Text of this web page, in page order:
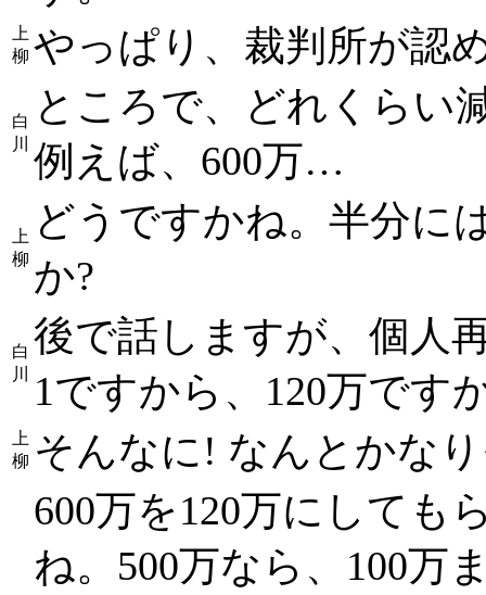
上
柳 やっぱり、裁判所が認
白
川
ところで、どれくらい
例えば、600万…
上
柳
どうですかね。半分に
か?
白
川
後で話しますが、個人
1ですから、120万です
上
柳 そんなに! なんとかな
600万を120万にしても
ね。500万なら、100万